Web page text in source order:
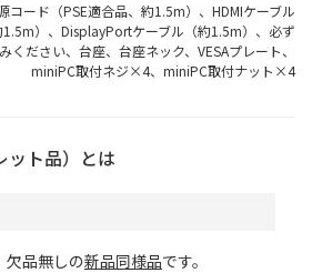
コード（PSE適合品、約1.5m）、HDMIケーブル
1.5m）、DisplayPortケーブル（約1.5m）、必ず
ください、台座、台座ネック、VESAプレート、
miniPC取付ネジ×4、miniPC取付ナット×4
ット品）とは
欠品無しの新品同様品です。